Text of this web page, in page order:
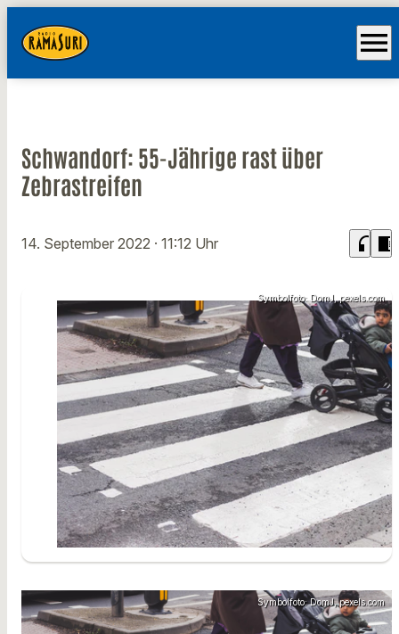
menu
Schwandorf: 55-Jährige rast über
Zebrastreifen
14. September 2022 · 11:12 Uhr headphones chrome_reader_mode
Symbolfoto: DomJ, pexels.com
Symbolfoto: DomJ, pexels.com